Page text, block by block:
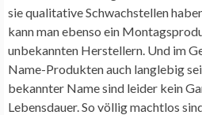
sie qualitative Schwachstellen
kann man ebenso ein
unbekannten Herstellern. Und im
Name-Produkten auch langlebig
bekannter Name sind leider kein
Lebensdauer. So völlig machtlos